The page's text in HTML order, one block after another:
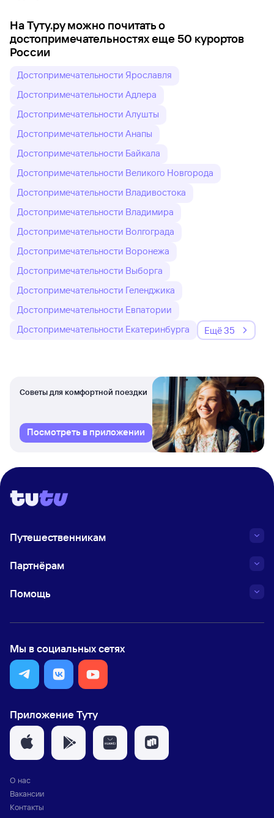
На Туту.ру можно почитать о
достопримечательностях еще 50 курортов
России
Достопримечательности Ярославля
Достопримечательности Адлера
Достопримечательности Алушты
Достопримечательности Анапы
Достопримечательности Байкала
Достопримечательности Великого Новгорода
Достопримечательности Владивостока
Достопримечательности Владимира
Достопримечательности Волгограда
Достопримечательности Воронежа
Достопримечательности Выборга
Достопримечательности Геленджика
Достопримечательности Евпатории
Достопримечательности Екатеринбурга
Ещё 35
Советы для комфортной поездки
Посмотреть в приложении
Путешественникам
Партнёрам
Помощь
Мы в социальных сетях
Приложение Туту
О нас
Вакансии
Контакты